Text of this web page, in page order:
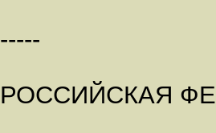
-----
РОССИЙСКАЯ